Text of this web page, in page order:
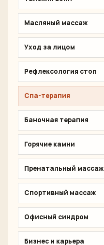
Масляный массаж
Уход за лицом
Рефлексология стоп
Спа-терапия
Баночная терапия
Горячие камни
Пренатальный массаж
Спортивный массаж
Офисный синдром
Бизнес и карьера